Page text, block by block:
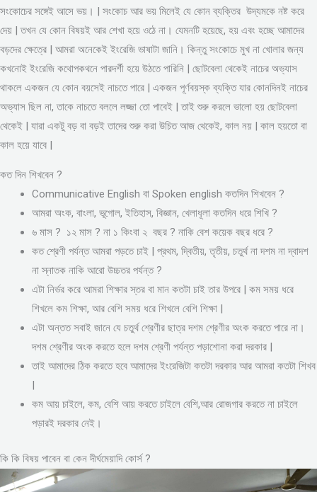
সংকোচের সঙ্গেই আসে ভয়। | সংকোচ আর ভয় মিলেই যে কোন ব্যক্তির উদ্যমকে নষ্ট করে
দেয় | তখন যে কোন বিষয়ই আর শেখা হয়ে ওঠে না। যেমনটি হয়েছে, হয় এবং হচ্ছে আমাদের
বড়দের ক্ষেত্রে | আমরা অনেকেই ইংরেজি ভাষাটা জানি। কিন্তু সংকোচে মুখ না খোলার জন্য
কখনোই ইংরেজি কথোপকথনে পারদর্শী হয়ে উঠতে পারিনি | ছোটবেলা থেকেই নাচের অভ্যাস
থাকলে একজন যে কোন বয়সেই নাচতে পারে | একজন পূর্ণবয়স্ক ব্যক্তি যার কোনদিনই নাচের
অভ্যাস ছিল না, তাকে নাচতে বললে লজ্জা তো পাবেই | তাই শুরু করলে ভালো হয় ছোটবেলা
থেকেই | যারা একটু বড় বা বড়ই তাদের শুরু করা উচিত আজ থেকেই, কাল নয় | কাল হয়তো বা
কাল হয়ে যাবে |
কত দিন শিখবেন ?
Communicative English বা Spoken english কতদিন শিখবেন ?
আমরা অংক, বাংলা, ভূগোল, ইতিহাস, বিজ্ঞান, খেলাধূলা কতদিন ধরে শিখি ?
৬ মাস ? ১২ মাস ? না ১ কিংবা ২ বছর ? নাকি বেশ কয়েক বছর ধরে ?
কত শ্রেণী পর্যন্ত আমরা পড়তে চাই | প্রথম, দ্বিতীয়, তৃতীয়, চতুর্থ না দশম না দ্বাদশ
না স্নাতক নাকি আরো উচ্চতর পর্যন্ত ?
এটা নির্ভর করে আমরা শিক্ষার স্তর বা মান কতটা চাই তার উপরে | কম সময় ধরে
শিখলে কম শিক্ষা, আর বেশি সময় ধরে শিখলে বেশি শিক্ষা |
এটা অন্তত সবাই জানে যে চতুর্থ শ্রেণীর ছাত্র দশম শ্রেণীর অংক করতে পারে না।
দশম শ্রেণীর অংক করতে হলে দশম শ্রেণী পর্যন্ত পড়াশোনা করা দরকার |
তাই আমাদের ঠিক করতে হবে আমাদের ইংরেজিটা কতটা দরকার আর আমরা কতটা শিখব
|
কম আয় চাইলে, কম, বেশি আয় করতে চাইলে বেশি,আর রোজগার করতে না চাইলে
পড়ারই দরকার নেই।
কি কি বিষয় পাবেন বা কেন দীর্ঘমেয়াদি কোর্স ?